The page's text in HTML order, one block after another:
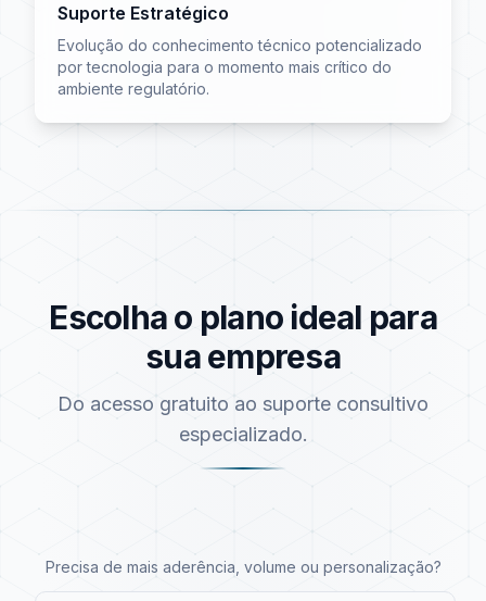
Suporte Estratégico
Evolução do conhecimento técnico potencializado
por tecnologia para o momento mais crítico do
ambiente regulatório.
Escolha o plano ideal para
sua empresa
Do acesso gratuito ao suporte consultivo
especializado.
Precisa de mais aderência, volume ou personalização?